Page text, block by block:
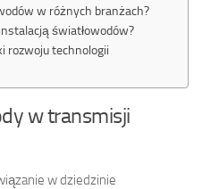
w różnych branżach?
światłowodów?
rozwoju technologii
w transmisji
w dziedzinie